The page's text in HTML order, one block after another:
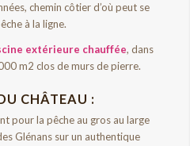
chemin côtier d’où peut se
à la ligne.
extérieure chauffée, dans
m2 clos de murs de pierre.
CHÂTEAU :
pour la pêche au gros au large
Glénans sur un authentique